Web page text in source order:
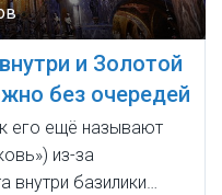
и Золотой
без очередей
его ещё называют
из-за
внутри базилики…